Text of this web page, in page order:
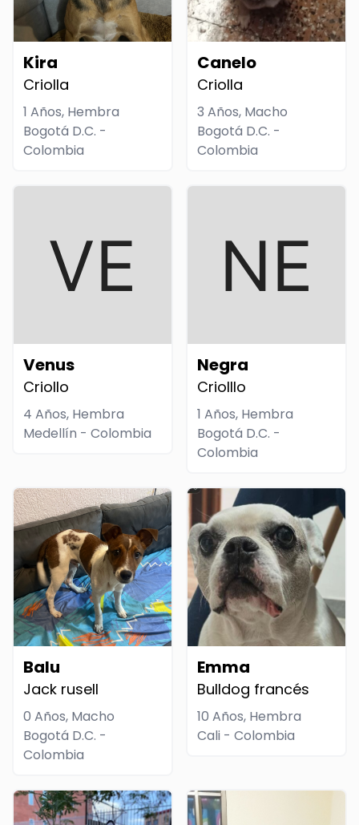
Kira
Criolla
1 Años, Hembra
Bogotá D.C. -
Colombia
Canelo
Criolla
3 Años, Macho
Bogotá D.C. -
Colombia
Venus
Criollo
4 Años, Hembra
Medellín - Colombia
Negra
Criolllo
1 Años, Hembra
Bogotá D.C. -
Colombia
Balu
Jack rusell
0 Años, Macho
Bogotá D.C. -
Colombia
Emma
Bulldog francés
10 Años, Hembra
Cali - Colombia